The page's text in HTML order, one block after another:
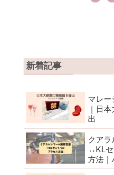
新着記事
マレ
｜日
出
クアラ
↔︎KLセ
方法｜